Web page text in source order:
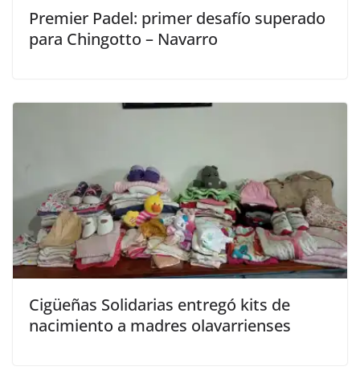
Premier Padel: primer desafío superado
para Chingotto – Navarro
Cigüeñas Solidarias entregó kits de
nacimiento a madres olavarrienses